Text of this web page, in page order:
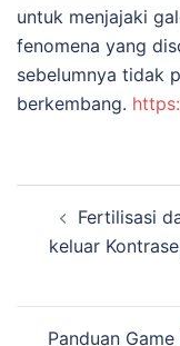
untuk menjajaki
fenomena yang
sebelumnya tidak
berkembang.
TulisanFertilisasi
keluar
Panduan